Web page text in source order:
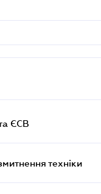
ЄСВ
техніки